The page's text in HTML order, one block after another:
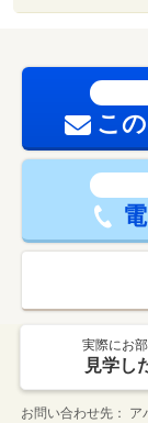
こ
実際にお
見学し
お問い合わせ先 ア